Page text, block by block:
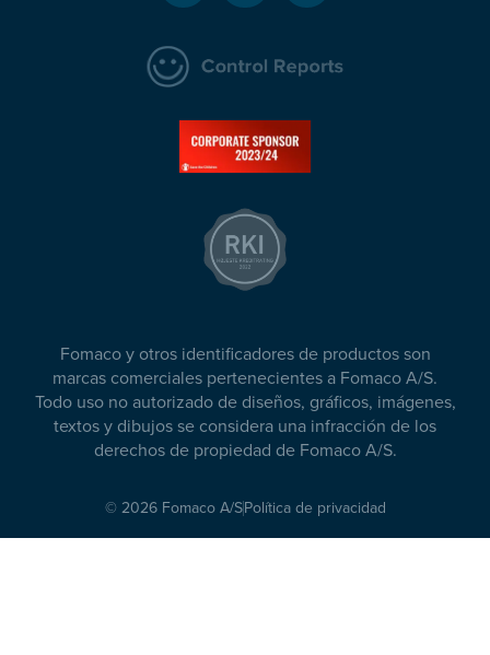
Fomaco y otros identificadores de productos son
marcas comerciales pertenecientes a Fomaco A/S.
Todo uso no autorizado de diseños, gráficos, imágenes,
textos y dibujos se considera una infracción de los
derechos de propiedad de Fomaco A/S.
© 2026 Fomaco A/SPolítica de privacidad